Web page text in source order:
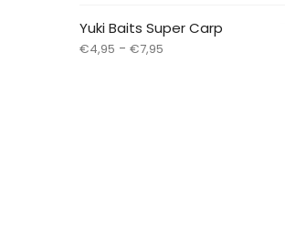
Yuki Baits Super Carp
€4,95 - €7,95